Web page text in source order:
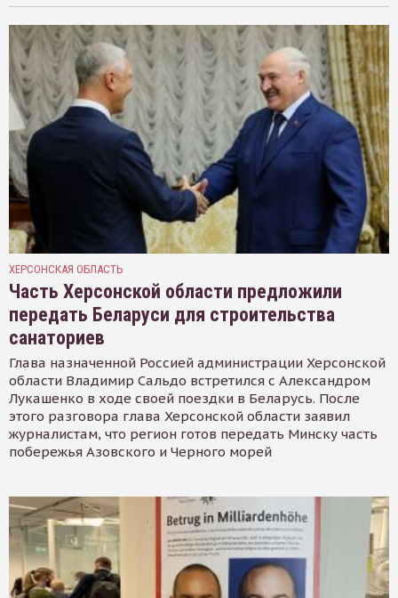
ХЕРСОНСКАЯ ОБЛАСТЬ
Часть Херсонской области предложили
передать Беларуси для строительства
санаториев
Глава назначенной Россией администрации Херсонской
области Владимир Сальдо встретился с Александром
Лукашенко в ходе своей поездки в Беларусь. После
этого разговора глава Херсонской области заявил
журналистам, что регион готов передать Минску часть
побережья Азовского и Черного морей